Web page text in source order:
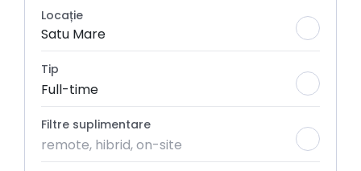
Locație
Satu Mare
Tip
Full-time
Filtre suplimentare
remote, hibrid, on-site